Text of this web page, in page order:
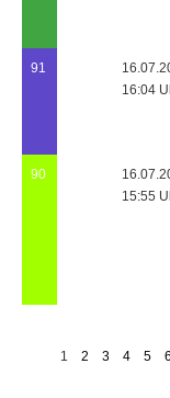
91
16:04
90
15:55
1 2 3 4 5 6